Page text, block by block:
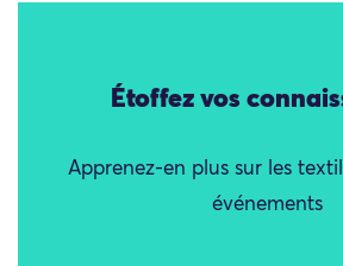
Étoffez vos
Apprenez-en plus sur les
événements